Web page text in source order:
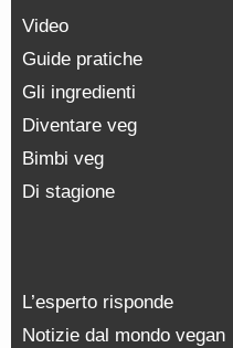
Video
Guide pratiche
Gli ingredienti
Diventare veg
Bimbi veg
Di stagione
L’esperto risponde
Notizie dal mondo vegan